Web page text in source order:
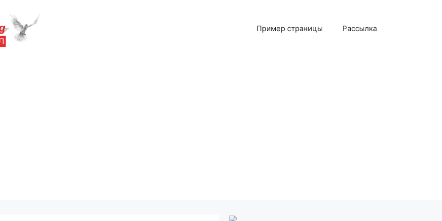
Пример страницы Рассылка